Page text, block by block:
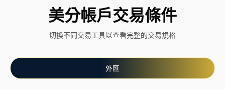
美分帳戶交易條件
切換不同交易工具以查看完整的交易規格
外匯